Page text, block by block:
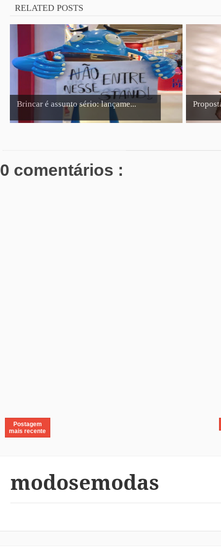
RELATED POSTS
Brincar é assunto sério: lançame...
0 comentários :
Postagem
mais recente
modosemodas